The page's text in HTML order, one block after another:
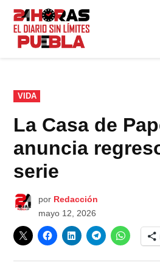
Saltar
contenido
PUBLICADO
EN
VIDA
La Casa de
anuncia
serie
por Redacción
mayo 12, 2026